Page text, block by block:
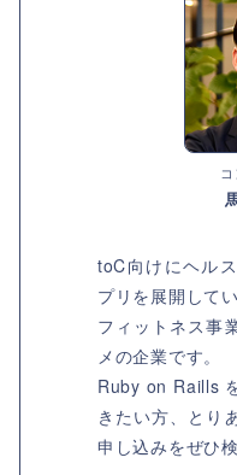
toC向けにヘル
プリを展開して
フィットネス事
メの企業です。
Ruby on Raills
きたい方、とり
申し込みをぜひ